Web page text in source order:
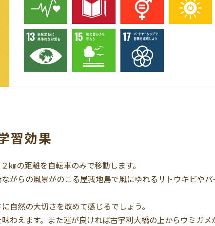
習効果
㎞の距離を自転車のみで移動します。
がらの風景がのこる屋我地島で風にゆれるサトウキビや
自然の大切さを改めて感じるでしょう。
わえます。また運が良ければ古宇利大橋の上からウミガメ